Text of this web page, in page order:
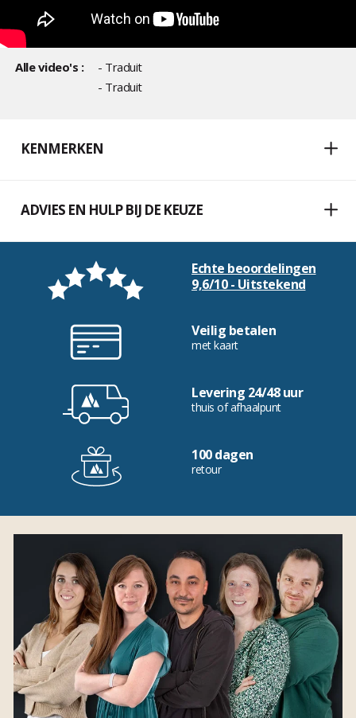
Alle video's :
- Traduit
- Traduit
KENMERKEN
ADVIES EN HULP BIJ DE KEUZE
Echte beoordelingen
9,6/10 - Uitstekend
Veilig betalen
met kaart
Levering 24/48 uur
thuis of afhaalpunt
100 dagen
retour